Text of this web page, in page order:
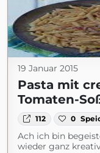
19 Januar 2015
Pasta mit
Tomaten-
112 0
Ach ich bin
wieder ganz